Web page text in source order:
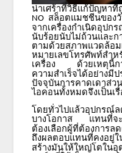
น่าเศร้าที่วิธีแก้ปัญหาที่
NO สล็อตแมชชีนของ
จากเครื่องกำเนิดอุปก
นับร้อยนับไม่ถ้วนและก
ตามด้วยสภาพแวดล้อ
หมายเลขโทรศัพท์สำห
เครื่อง
ด้วยเหตุนี้
ความสำเร็จได้อย่างมี
ปัจจุบันการคาดเดาส่ว
ไอคอนทั้งหมดจึงเป็นเ
โดยทั่วไปแล้วอุปกรณ์
บางโอกาส
แทนที่จ
ต้องเลือกผู้ที่ต้องการล
ถึงผลตอบแทนที่คงอยู่ใ
สร้างมันให้ใหญ่โตใน